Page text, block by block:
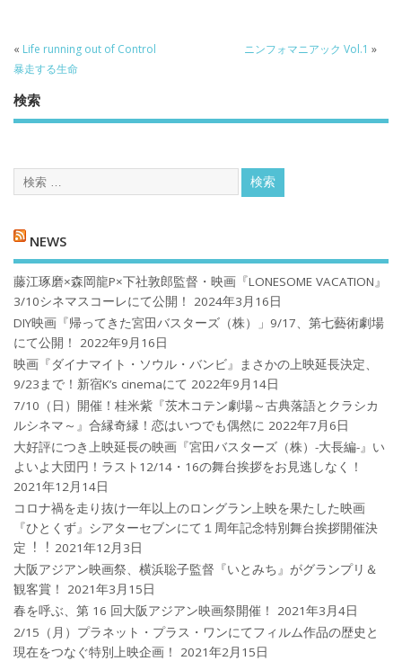
« Life running out of Control
暴走する生命
ニンフォマニアック Vol.1 »
検索
NEWS
藤江琢磨×森岡龍P×下社敦郎監督・映画『LONESOME VACATION』
3/10シネマスコーレにて公開！
2024年3月16日
DIY映画『帰ってきた宮田バスターズ（株）」9/17、第七藝術劇場
にて公開！
2022年9月16日
映画『ダイナマイト・ソウル・バンビ』まさかの上映延長決定、
9/23まで！新宿K’s cinemaにて 2022年9月14日
7/10（日）開催！桂米紫『茨木コテン劇場～古典落語とクラシカ
ルシネマ～』合縁奇縁！恋はいつでも偶然に 2022年7月6日
大好評につき上映延長の映画『宮田バスターズ（株）-大長編-』い
よいよ大団円！ラスト12/14・16の舞台挨拶をお見逃しなく！
2021年12月14日
コロナ禍を⾛り抜け⼀年以上のロングラン上映を果たした映画
『ひとくず』シアターセブンにて１周年記念特別舞台挨拶開催決
定︕︕ 2021年12月3日
大阪アジアン映画祭、横浜聡子監督『いとみち』がグランプリ＆
観客賞！
2021年3月15日
春を呼ぶ、第 16 回大阪アジアン映画祭開催！
2021年3月4日
2/15（月）プラネット・プラス・ワンにてフィルム作品の歴史と
現在をつなぐ特別上映企画！
2021年2月15日